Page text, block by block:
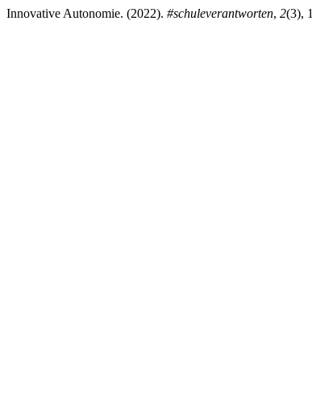
Innovative Autonomie. (2022). #schuleverantworten, 2(3),